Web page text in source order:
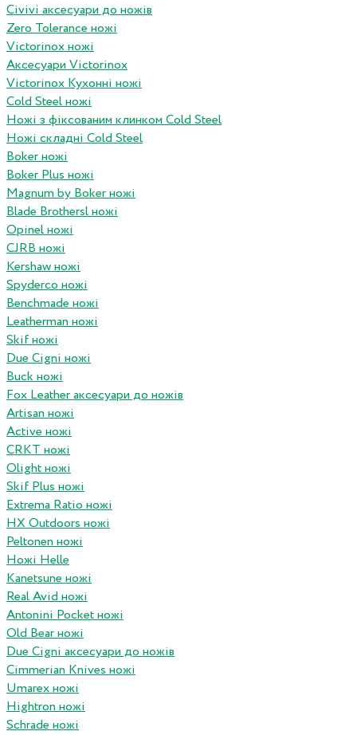
Civivi аксесуари до ножів
Zero Tolerance ножі
Victorinox ножі
Аксесуари Victorinox
Victorinox Кухонні ножі
Cold Steel ножі
Ножі з фіксованим клинком Cold Steel
Ножі складні Cold Steel
Boker ножі
Boker Plus ножі
Magnum by Boker ножі
Blade Brothersl ножі
Opinel ножі
CJRB ножі
Kershaw ножі
Spyderco ножі
Benchmade ножі
Leatherman ножі
Skif ножі
Due Cigni ножі
Buck ножі
Fox Leather аксесуари до ножів
Artisan ножі
Active ножі
CRKT ножі
Olight ножі
Skif Plus ножі
Extrema Ratio ножі
HX Outdoors ножі
Peltonen ножі
Ножі Helle
Kanetsune ножі
Real Avid ножі
Antonini Pocket ножі
Old Bear ножі
Due Cigni аксесуари до ножів
Cimmerian Knives ножі
Umarex ножі
Hightron ножі
Schrade ножі